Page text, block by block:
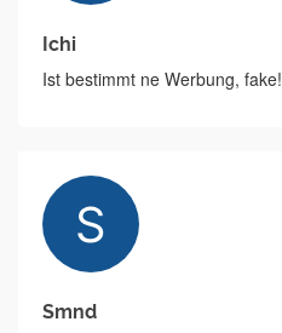
Ichi
Ist bestimmt ne Werbung, fake!
Smnd